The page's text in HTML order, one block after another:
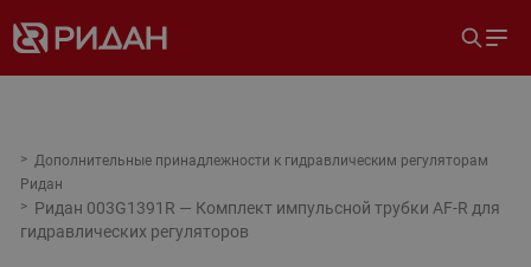
Дополнительные принадлежности к гидравлическим регуляторам
Ридан
Ридан 003G1391R — Комплект импульсной трубки AF-R для
гидравлических регуляторов